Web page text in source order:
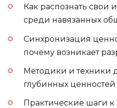
Как распознать свои
среди навязанных
Синхронизация
почему возникает
Методики и техники
глубинных ценностей
Практические шаги